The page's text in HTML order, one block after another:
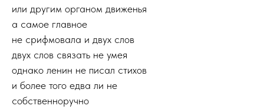
или другим органом движенья
а самое главное
не срифмовала и двух слов
двух слов связать не умея
однако ленин не писал стихов
и более того едва ли не
собственноручно